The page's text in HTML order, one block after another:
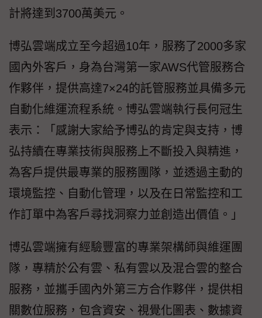
計將達到3700萬美元。
博弘雲端成立至今超過10年，服務了2000多家
國內外客戶，身為台灣第一家AWS代管服務合
作夥伴，提供高達7×24的託管服務並具備多元
自動化維運流程系統。博弘雲端執行長何冠生
表示：「感謝大家給予博弘的肯定與支持，博
弘持續在專業技術與服務上不斷投入與精進，
為客戶提供最專業的服務團隊，並透過主動的
環境監控、自動化管理，以及在日常監控和工
作訂單中為客戶尋找洞察力並創造出價值。」
博弘雲端擁有經驗豐富的專業架構師與維運團
隊，專精於公有雲、私有雲以及混合雲的整合
服務，並攜手國內外第三方合作夥伴，提供相
關數位服務，包含資安、視覺化圖表、數據資